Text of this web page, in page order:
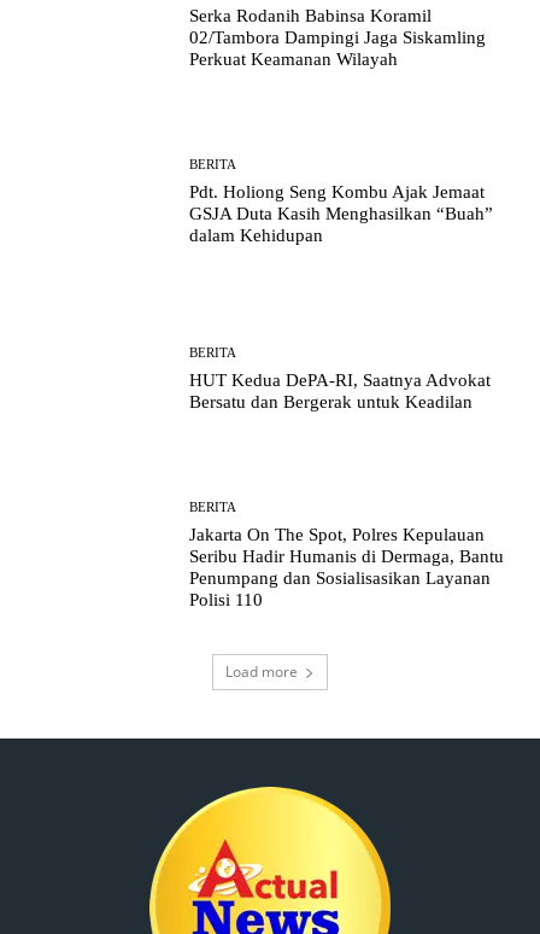
Serka Rodanih Babinsa Koramil
02/Tambora Dampingi Jaga Siskamling
Perkuat Keamanan Wilayah
BERITA
Pdt. Holiong Seng Kombu Ajak Jemaat
GSJA Duta Kasih Menghasilkan “Buah”
dalam Kehidupan
BERITA
HUT Kedua DePA-RI, Saatnya Advokat
Bersatu dan Bergerak untuk Keadilan
BERITA
Jakarta On The Spot, Polres Kepulauan
Seribu Hadir Humanis di Dermaga, Bantu
Penumpang dan Sosialisasikan Layanan
Polisi 110
Load more